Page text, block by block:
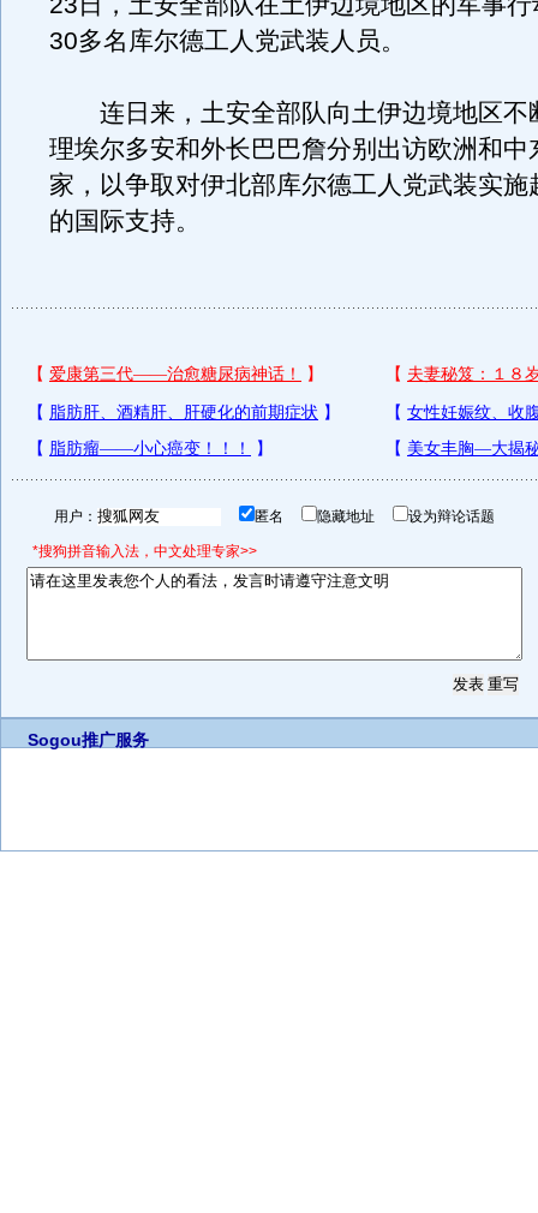
30多名库尔德工人党武装人员。
连日来，土安全部队向土伊边境地区不
理埃尔多安和外长巴巴詹分别出访欧洲和中
家，以争取对伊北部库尔德工人党武装实施
的国际支持。
用户： 匿名 隐藏地址 设为辩论话题
*搜狗拼音输入法，中文处理专家>>
Sogou推广服务